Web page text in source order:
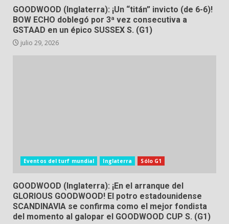
GOODWOOD (Inglaterra): ¡Un “titán” invicto (de 6-6)!
BOW ECHO doblegó por 3ª vez consecutiva a
GSTAAD en un épico SUSSEX S. (G1)
julio 29, 2026
Eventos del turf mundial Inglaterra Sólo G1
GOODWOOD (Inglaterra): ¡En el arranque del
GLORIOUS GOODWOOD! El potro estadounidense
SCANDINAVIA se confirma como el mejor fondista
del momento al galopar el GOODWOOD CUP S. (G1)